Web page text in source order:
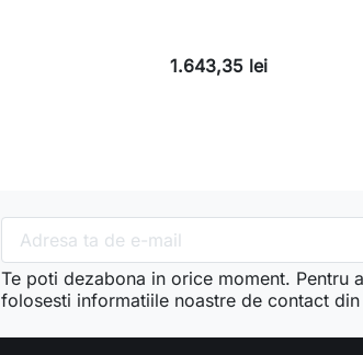
1.643,35 lei
Te poti dezabona in orice moment. Pentru
folosesti informatiile noastre de contact